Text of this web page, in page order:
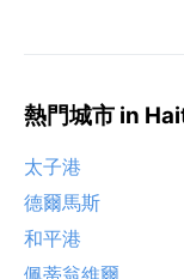
熱門城市 in
太子港
德爾馬斯
和平港